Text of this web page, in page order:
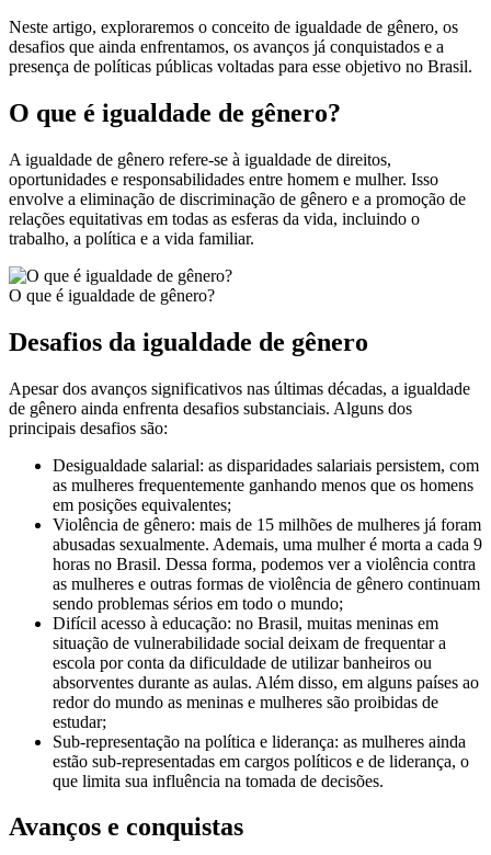
Neste artigo, exploraremos o conceito de igualdade de gênero, os
desafios que ainda enfrentamos, os avanços já conquistados e a
presença de políticas públicas voltadas para esse objetivo no Brasil.
O que é igualdade de gênero?
A igualdade de gênero refere-se à igualdade de direitos,
oportunidades e responsabilidades entre homem e mulher. Isso
envolve a eliminação de discriminação de gênero e a promoção de
relações equitativas em todas as esferas da vida, incluindo o
trabalho, a política e a vida familiar.
O que é igualdade de gênero?
Desafios da igualdade de gênero
Apesar dos avanços significativos nas últimas décadas, a igualdade
de gênero ainda enfrenta desafios substanciais. Alguns dos
principais desafios são:
Desigualdade salarial: as disparidades salariais persistem, com
as mulheres frequentemente ganhando menos que os homens
em posições equivalentes;
Violência de gênero: mais de 15 milhões de mulheres já foram
abusadas sexualmente. Ademais, uma mulher é morta a cada 9
horas no Brasil. Dessa forma, podemos ver a violência contra
as mulheres e outras formas de violência de gênero continuam
sendo problemas sérios em todo o mundo;
Difícil acesso à educação: no Brasil, muitas meninas em
situação de vulnerabilidade social deixam de frequentar a
escola por conta da dificuldade de utilizar banheiros ou
absorventes durante as aulas. Além disso, em alguns países ao
redor do mundo as meninas e mulheres são proibidas de
estudar;
Sub-representação na política e liderança: as mulheres ainda
estão sub-representadas em cargos políticos e de liderança, o
que limita sua influência na tomada de decisões.
Avanços e conquistas